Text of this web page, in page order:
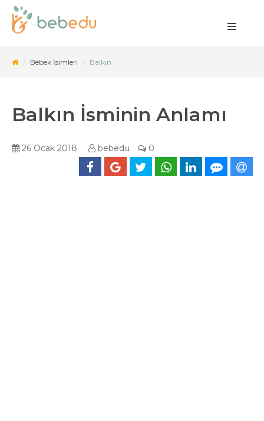
Bebek İsimleri Balkın
Balkın İsminin Anlamı
26 Ocak 2018 bebedu 0